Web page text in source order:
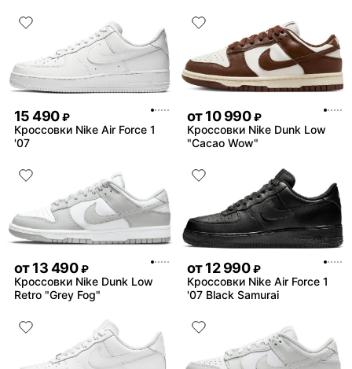
15 490 ₽
Кроссовки Nike Air Force 1
'07
от10 990 ₽
Кроссовки Nike Dunk Low
"Cacao Wow"
от13 490 ₽
Кроссовки Nike Dunk Low
Retro "Grey Fog"
от12 990 ₽
Кроссовки Nike Air Force 1
'07 Black Samurai